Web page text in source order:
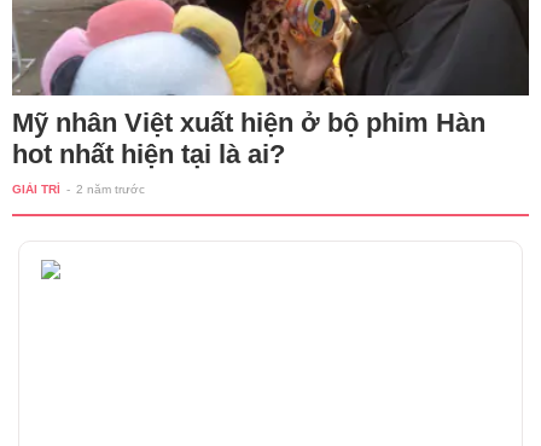
Mỹ nhân Việt xuất hiện ở bộ phim Hàn
hot nhất hiện tại là ai?
GIẢI TRÍ - 2 năm trước